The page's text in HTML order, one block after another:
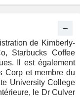
de Kimberly-
Starbucks Coffee
Il est également
Corp et membre du
University College
le Dr Culver